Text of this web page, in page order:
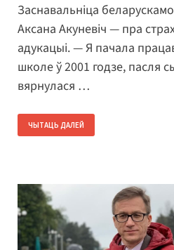
Заснавальніца
Аксана Акуневіч — пра
адукацыі. — Я пачала
школе ў 2001 годзе, пасля
вярнулася …
ЧЫТАЦЬ ДАЛЕЙ